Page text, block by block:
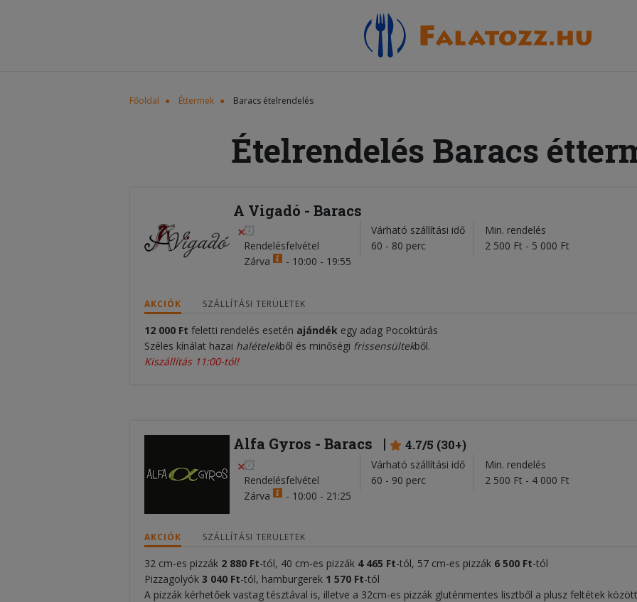
Főoldal Éttermek Baracs ételrendelés
Ételrendelés Baracs
A Vigadó - Baracs
Rendelésfelvétel
Zárva
- 10:00 - 19:55
Várható szállítási idő
60 - 80 perc
Min. rendelés
2 500 Ft - 5 000 Ft
AKCIÓK SZÁLLÍTÁSI TERÜLETEK
12 000 Ft feletti rendelés esetén ajándék egy adag Pocoktúrás
Széles kínálat hazai halételekből és minőségi frissensültekből.
Kiszállítás 11:00-tól!
Alfa Gyros - Baracs 4.7/5 (30+)
Rendelésfelvétel
Zárva
- 10:00 - 21:25
Várható szállítási idő
60 - 90 perc
Min. rendelés
2 500 Ft - 4 000 Ft
AKCIÓK SZÁLLÍTÁSI TERÜLETEK
32 cm-es pizzák 2 880 Ft-tól, 40 cm-es pizzák 4 465 Ft-tól, 57 cm-es pizzák 6 500 Ft-tól
Pizzagolyók 3 040 Ft-tól, hamburgerek 1 570 Ft-tól
A pizzák kérhetőek vastag tésztával is, illetve a 32cm-es pizzák gluténmentes lisztből a plusz feltétek között